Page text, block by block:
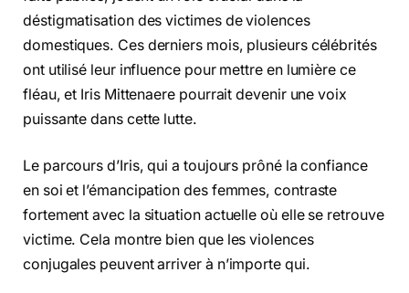
déstigmatisation des victimes de violences
domestiques. Ces derniers mois, plusieurs célébrités
ont utilisé leur influence pour mettre en lumière ce
fléau, et Iris Mittenaere pourrait devenir une voix
puissante dans cette lutte.
Le parcours d’Iris, qui a toujours prôné la confiance
en soi et l’émancipation des femmes, contraste
fortement avec la situation actuelle où elle se retrouve
victime. Cela montre bien que les violences
conjugales peuvent arriver à n’importe qui.